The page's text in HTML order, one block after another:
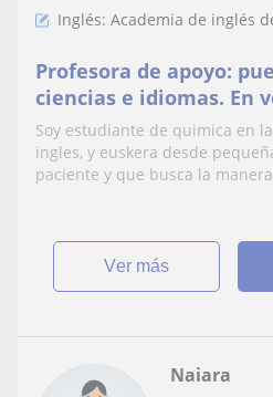
Inglés: Academia de inglés
Profesora de apoyo:
ciencias e idiomas. En
disponibilidad
Soy estudiante de quimica en
ingles, y euskera desde
paciente y que busca la
ver más
Naiara